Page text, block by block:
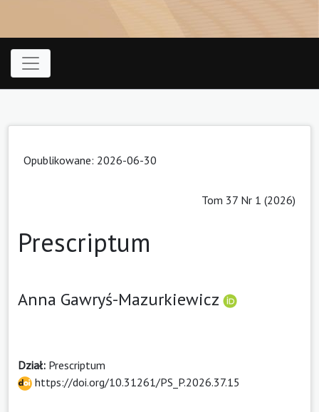
Opublikowane: 2026-06-30
Tom 37 Nr 1 (2026)
Prescriptum
Anna Gawryś-Mazurkiewicz
Dział: Prescriptum
https://doi.org/10.31261/PS_P.2026.37.15